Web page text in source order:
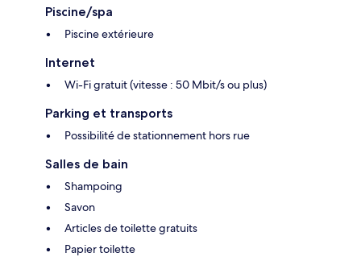
Piscine/spa
Piscine extérieure
Internet
Wi-Fi gratuit (vitesse : 50 Mbit/s ou plus)
Parking et transports
Possibilité de stationnement hors rue
Salles de bain
Shampoing
Savon
Articles de toilette gratuits
Papier toilette